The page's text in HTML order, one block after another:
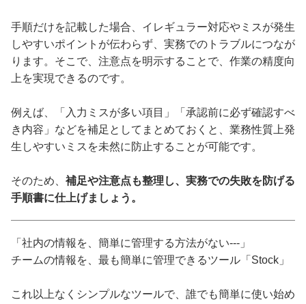
手順だけを記載した場合、イレギュラー対応やミスが発生
しやすいポイントが伝わらず、実務でのトラブルにつなが
ります。そこで、注意点を明示することで、作業の精度向
上を実現できるのです。
例えば、「入力ミスが多い項目」「承認前に必ず確認すべ
き内容」などを補足としてまとめておくと、業務性質上発
生しやすいミスを未然に防止することが可能です。
そのため、 補足や注意点も整理し、実務での失敗を防げる
手順書に仕上げましょう。
「社内の情報を、簡単に管理する方法がない---」
チームの情報を、最も簡単に管理できるツール「Stock」
これ以上なくシンプルなツールで、誰でも簡単に使い始め